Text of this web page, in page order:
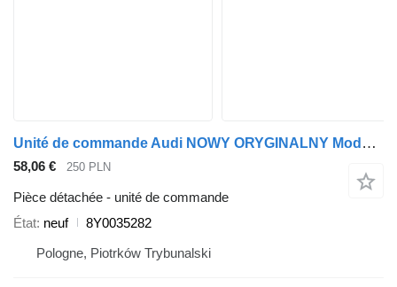
Unité de commande Audi NOWY ORYGINALNY Moduł Sterownik Online A3 8Y A6 C8 8Y0035282 pour automobile
58,06 € 250 PLN
Pièce détachée - unité de commande
État neuf
8Y0035282
Pologne, Piotrków Trybunalski